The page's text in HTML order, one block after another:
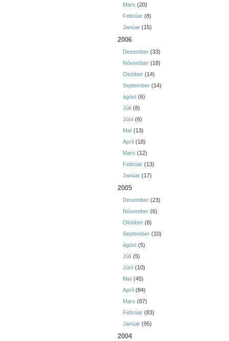
Mars (20)
Febrúar (8)
Janúar (15)
2006
Desember (33)
Nóvember (18)
Október (14)
September (14)
ágúst (6)
Júlí (8)
Júní (6)
Maí (13)
Apríl (18)
Mars (12)
Febrúar (13)
Janúar (17)
2005
Desember (23)
Nóvember (6)
Október (8)
September (10)
ágúst (5)
Júlí (5)
Júní (10)
Maí (45)
Apríl (84)
Mars (87)
Febrúar (83)
Janúar (95)
2004